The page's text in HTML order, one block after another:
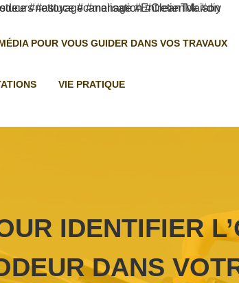
POUR VOUS GUIDER DANS VOS TRAVAUX
VIE PRATIQUE
IDENTIFIER
DANS